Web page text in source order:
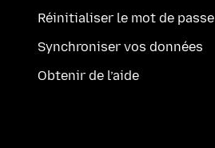
Réinitialiser le mot de passe
Synchroniser vos données
Obtenir de l’aide